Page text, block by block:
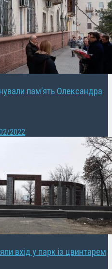
пам’ять Олександра
2022
вхід у парк із цвинтарем